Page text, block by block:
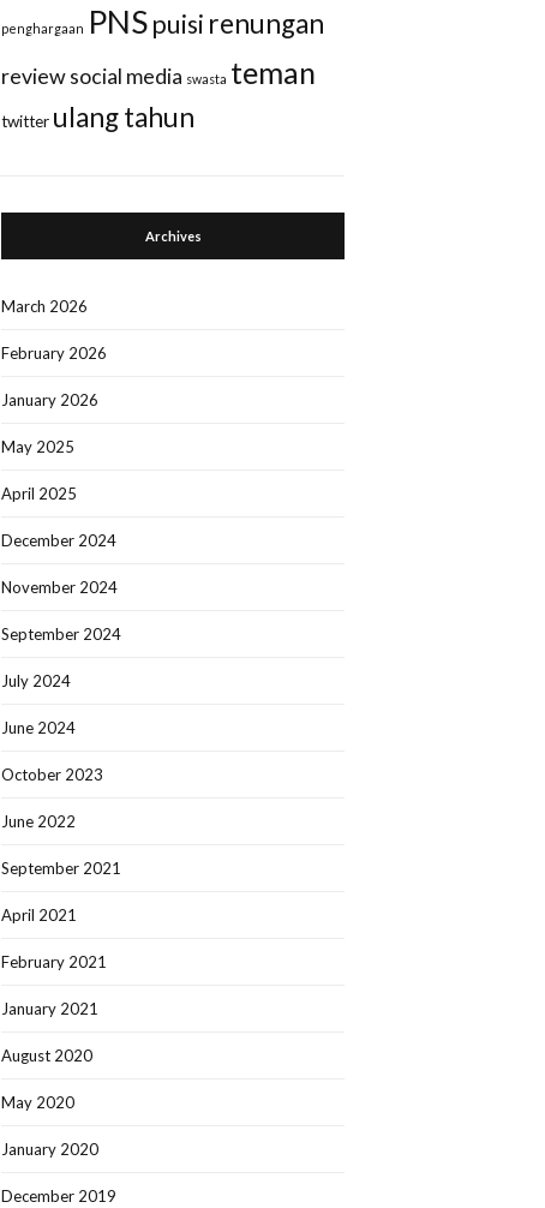
penghargaan PNSpuisi renungan
reviewsocial media swasta teman
twitter ulang tahun
Archives
March 2026
February 2026
January 2026
May 2025
April 2025
December 2024
November 2024
September 2024
July 2024
June 2024
October 2023
June 2022
September 2021
April 2021
February 2021
January 2021
August 2020
May 2020
January 2020
December 2019